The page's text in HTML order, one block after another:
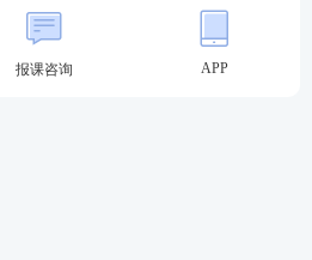
解各章节知识点，系统性帮助
报课咨询 APP